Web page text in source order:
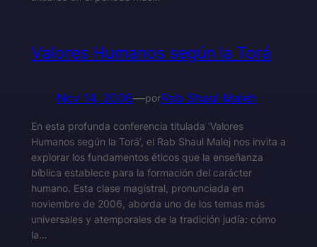
Valores Humanos según la Torá
Nov 14, 2006—porRab Shaul Maleh
En esta profunda conferencia titulada ‘Valores
Humanos según la Torá’, el Rab Shaul Malej nos invita a
explorar los fundamentos éticos que la enseñanza
bíblica establece para la formación del carácter
humano. Esta clase magistral, pronunciada en
noviembre de 2006, aborda uno de los temas más
universales y atemporales de la tradición judía: cómo
la…